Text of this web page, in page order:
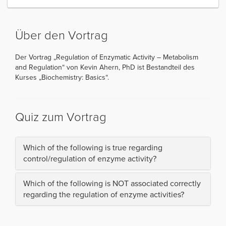
Über den Vortrag
Der Vortrag „Regulation of Enzymatic Activity – Metabolism
and Regulation“ von Kevin Ahern, PhD ist Bestandteil des
Kurses „Biochemistry: Basics“.
Quiz zum Vortrag
Which of the following is true regarding
control/regulation of enzyme activity?
Which of the following is NOT associated correctly
regarding the regulation of enzyme activities?